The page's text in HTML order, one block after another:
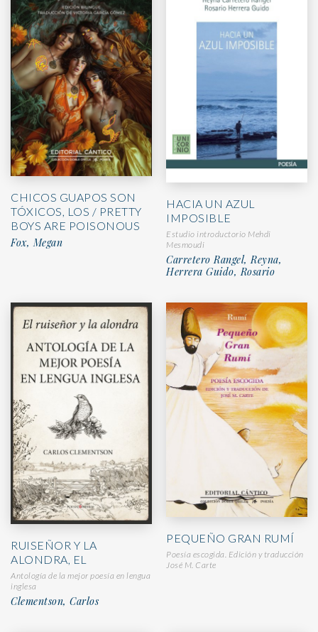
CHICOS GUAPOS SON
TÓXICOS, LOS / PRETTY
BOYS ARE POISONOUS
Fox, Megan
HACIA UN AZUL
IMPOSIBLE
Estudio introductorio Mehdi
Mesmoudi
Carretero Rangel, Reyna,
Herrera Guido, Rosario
RUISEÑOR Y LA
ALONDRA, EL
Antología de la mejor poesía en lengua
inglesa
Clementson, Carlos
PEQUEÑO GRAN RUMÍ
Poesía escogida. Edición y traducción
José M. Carte